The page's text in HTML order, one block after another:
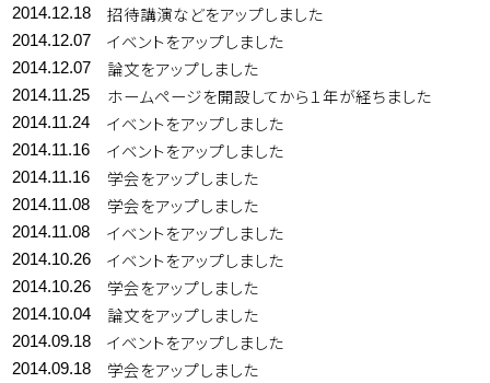
2014.12.18 招待講演などをアップしました
2014.12.07 イベントをアップしました
2014.12.07 論文をアップしました
2014.11.25 ホームページを開設してから１年が経ちました
2014.11.24 イベントをアップしました
2014.11.16 イベントをアップしました
2014.11.16 学会をアップしました
2014.11.08 学会をアップしました
2014.11.08 イベントをアップしました
2014.10.26 イベントをアップしました
2014.10.26 学会をアップしました
2014.10.04 論文をアップしました
2014.09.18 イベントをアップしました
2014.09.18 学会をアップしました